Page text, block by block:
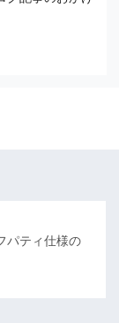
パティ仕様の